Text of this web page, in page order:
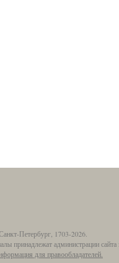
Петербург, 1703-2026.
принадлежат администрации
для правообладателей.